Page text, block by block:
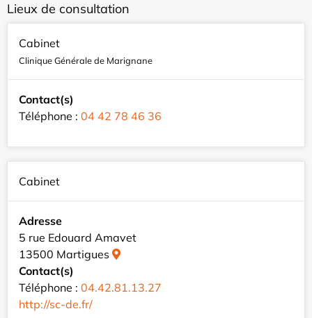
Lieux de consultation
Cabinet
Clinique Générale de Marignane
Contact(s)
Téléphone : 04 42 78 46 36
Cabinet
Adresse
5 rue Edouard Amavet
13500 Martigues
Contact(s)
Téléphone : 04.42.81.13.27
http://sc-de.fr/